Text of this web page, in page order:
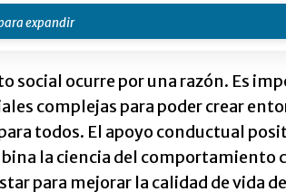
social ocurre por una razón. Es
complejas para poder crear
todos. El apoyo conductual
la ciencia del comportamiento
para mejorar la calidad de vida